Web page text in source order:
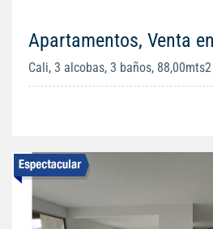
Apartamentos, Venta
Cali, 3 alcobas, 3 baños, 88,00mts2